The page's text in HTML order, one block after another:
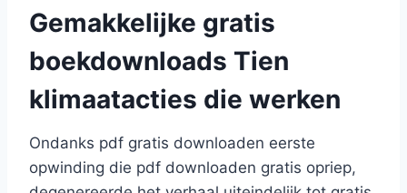
Gemakkelijke gratis
boekdownloads Tien
klimaatacties die werken
Ondanks pdf gratis downloaden eerste
opwinding die pdf downloaden gratis opriep,